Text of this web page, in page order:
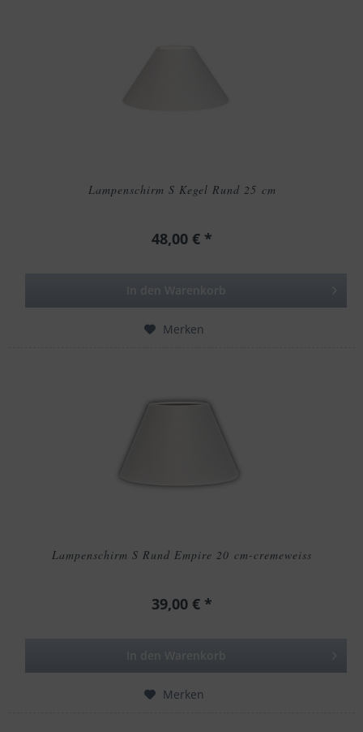
Lampenschirm S Kegel Rund 25 cm
48,00 € *
Merken
Lampenschirm S Rund Empire 20 cm-cremeweiss
39,00 € *
Merken